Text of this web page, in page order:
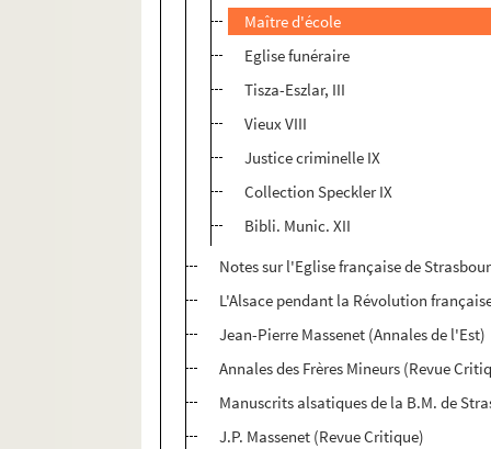
Maître d'école
Eglise funéraire
Tisza-Eszlar, III
Vieux VIII
Justice criminelle IX
Collection Speckler IX
Bibli. Munic. XII
Notes sur l'Eglise française de
L'Alsace pendant la Révolution
Jean-Pierre Massenet (Annales de l'Est)
Annales des Frères Mineurs (Revue
Manuscrits alsatiques de la B.M. de
J.P. Massenet (Revue Critique)